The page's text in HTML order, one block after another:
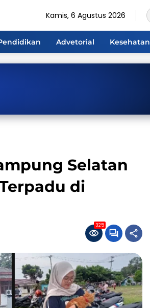
Kamis, 6 Agustus 2026
Advetorial Kesehatan
Selatan
di
325